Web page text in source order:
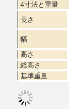
4寸法と重量
長さ
幅
高さ
総高さ
基準重量